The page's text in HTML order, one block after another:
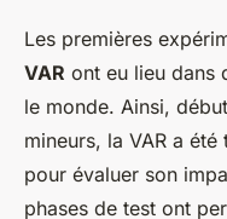
Les premières
VAR ont eu lieu dans
le monde. Ainsi,
mineurs, la VAR a
pour évaluer son
phases de test ont